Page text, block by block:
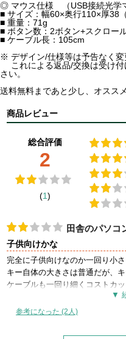
◎ マウス仕様 （USB接続光学
■ サイズ：幅60×奥行110×厚38（
■ 重量：71g
■ ボタン数：2ボタン+スクロー
■ ケーブル長：105cm
※ デザイン/仕様等は予告なく変
これによる返品/交換は受け付
さい。
送料無料まであと少し、オスス
商品レビュー
総合評価
2
(1)
田舎のパソコ
子供向けかな
完全に子供向けなのか一回り小さ
キー自体の大きさは普通だが、
ケーブルも一回り細くコストカ
全てが軽く（重量だけでなく打
印字も浮いている感じで、すぐ
参考になった (2人)